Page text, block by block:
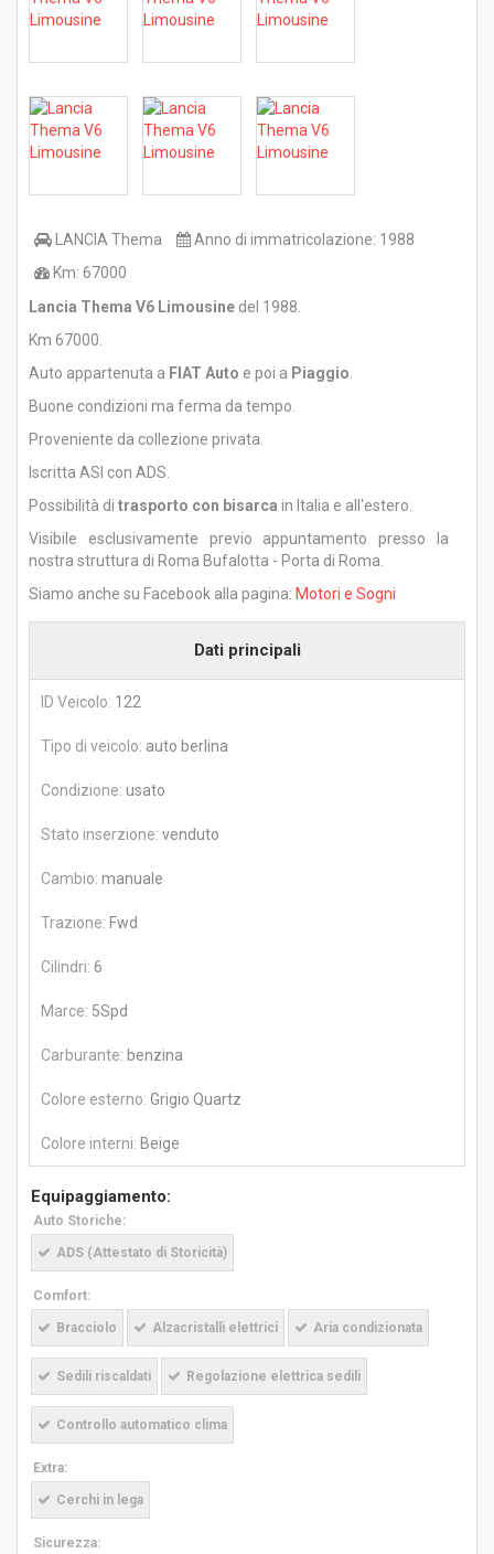
LANCIA Thema Anno di immatricolazione: 1988
Km: 67000
Lancia Thema V6 Limousine del 1988.
Km 67000.
Auto appartenuta a FIAT Auto e poi a Piaggio
Buone condizioni ma ferma da tempo.
Proveniente da collezione privata.
Iscritta ASI con ADS.
Possibilità di trasporto con bisarca in Italia e all'estero.
Visibile esclusivamente previo appuntamento presso la
nostra struttura di Roma Bufalotta - Porta di Roma.
Siamo anche su Facebook alla pagina: Motori e Sogni
Dati principali
ID Veicolo: 122
Tipo di veicolo: auto berlina
Condizione: usato
Stato inserzione: venduto
Cambio: manuale
Trazione: Fwd
Cilindri: 6
Marce: 5Spd
Carburante: benzina
Colore esterno: Grigio Quartz
Colore interni: Beige
Equipaggiamento:
Auto Storiche:
ADS (Attestato di Storicità)
Comfort:
Bracciolo Alzacristalli elettrici Aria condizionata
Sedili riscaldati Regolazione elettrica sedili
Controllo automatico clima
Extra:
Cerchi in lega
Sicurezza: